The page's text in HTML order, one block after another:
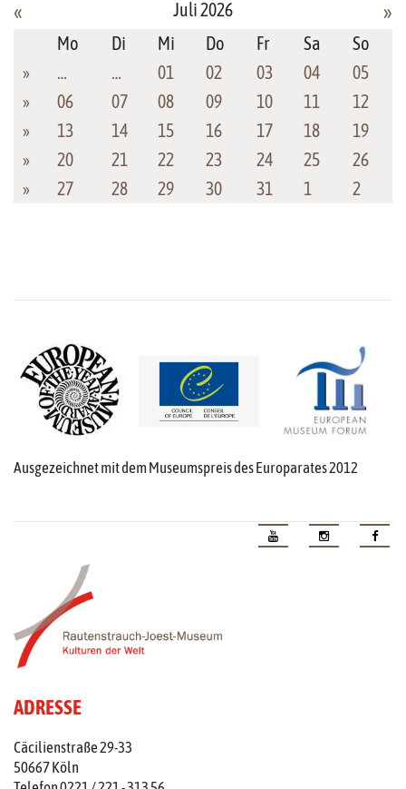
»
«
Juli 2026
Mo
Di Mi Do Fr Sa
So
»
… … 01 02 03 04
05
»
06 07 08 09 10 11
12
»
13 14 15 16 17 18
19
»
20 21 22 23 24 25
26
»
27 28 29 30 31 1 2
Ausgezeichnet mit dem Museumspreis des Europarates 2012
ADRESSE
Cäcilienstraße 29-33
50667 Köln